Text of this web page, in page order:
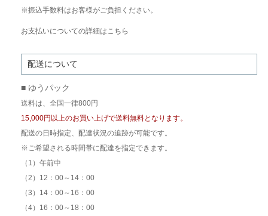
※振込手数料はお客様がご負担ください。
お支払いについての詳細はこちら
配送について
■ ゆうパック
送料は、全国一律800円
15,000円以上のお買い上げで送料無料となります。
配送の日時指定、配達状況の追跡が可能です。
※ご希望される時間帯に配達を指定できます。
（1）午前中
（2）12：00～14：00
（3）14：00～16：00
（4）16：00～18：00